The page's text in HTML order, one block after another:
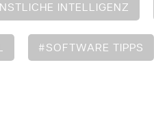
INTELLIGENZ
#SOFTWARE TIPPS